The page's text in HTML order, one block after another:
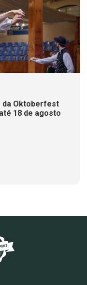
da Oktoberfest
18 de agosto